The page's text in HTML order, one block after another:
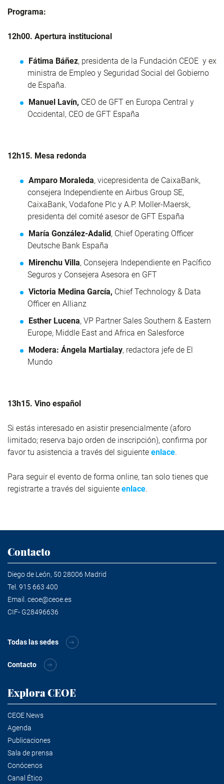
Programa:
12h00. Apertura institucional
Fátima Báñez, presidenta de la Fundación CEOE y ex
ministra de Empleo y Seguridad Social del Gobierno
de España.
Manuel Lavín, CEO de GFT en Europa Central y
Occidental, CEO de GFT España
12h15. Mesa redonda
Amparo Moraleda, vicepresidenta de CaixaBank,
consejera Independiente en Airbus Group SE,
CaixaBank, Vodafone Plc y A.P. Moller-Maersk,
presidenta del comité asesor de GFT España
María González-Adalid, Chief Operating Officer
Deutsche Bank España
Mirenchu Villa, Consejera Independiente en Pacífico
Seguros y Consejera Asesora en GFT
Victoria Medina García, Chief Technology & Data
Officer en Allianz
Esther Lucena, VP Partner Sales Southern & Eastern
Europe, Middle East and Africa en Salesforce
Modera: Ángela Martialay, redactora jefe de El
Mundo
13h15. Vino español
Si estás interesado en asistir presencialmente (aforo
limitado; reserva bajo orden de inscripción), confirma por
favor tu asistencia a través del siguiente enlace.
Para seguir el evento de forma online, tan solo tienes que
registrarte a través del siguiente enlace.
Contacto
Diego de León, 50 28006 Madrid
Tel. 915 663 400
Email. ceoe@ceoe.es
CIF- G28496636
Todas las sedes
Contacto
Explora CEOE
CEOE News
Agenda
Publicaciones
Sala de prensa
Conócenos
Canal Ético